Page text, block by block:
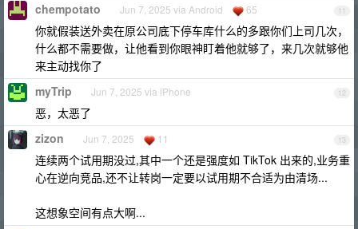
11
chempotato Jun 7, 2025 via Android 65
你就假装送外卖在原公司底下停车库什么的多跟你们上司几次，
什么都不需要做，让他看到你眼神盯着他就够了，来几次就够他
来主动找你了
12
myTrip Jun 7, 2025 via iPhone
恶，太恶了
13
zizon Jun 7, 2025 11
连续两个试用期没过,其中一个还是强度如 TikTok 出来的,业务重
心在逆向竞品,还不让转岗一定要以试用期不合适为由清场...
这想象空间有点大啊...